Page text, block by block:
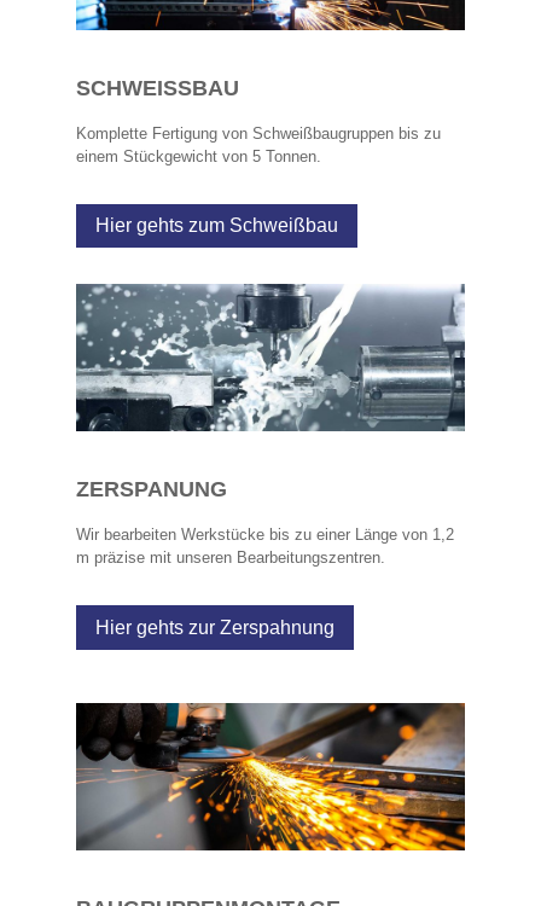
SCHWEISSBAU
Komplette Fertigung von Schweißbaugruppen bis zu
einem Stückgewicht von 5 Tonnen.
Hier gehts zum Schweißbau
ZERSPANUNG
Wir bearbeiten Werkstücke bis zu einer Länge von 1,2
m präzise mit unseren Bearbeitungszentren.
Hier gehts zur Zerspahnung